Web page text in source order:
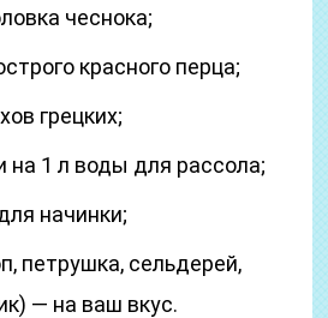
чеснока;
красного перца;
грецких;
на 1 л воды для рассола;
начинки;
петрушка, сельдерей,
— на ваш вкус.